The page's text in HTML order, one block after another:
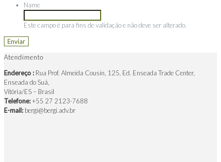
Name
Este campo é para fins de validação e não deve ser alterado.
Atendimento
Endereço : Rua Prof. Almeida Cousin, 125, Ed. Enseada Trade Center,
Enseada do Suá,
Vitória/ES – Brasil
Telefone:+55 27 2123-7688
E-mail: bergi@bergi.adv.br